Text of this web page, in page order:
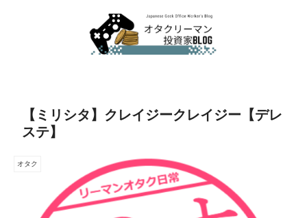
【ミリシタ】クレイジークレイジー【デレ
ステ】
オタク